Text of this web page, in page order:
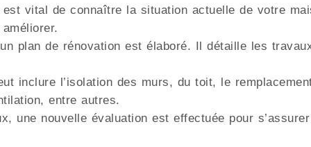
vital de connaître la situation actuelle de votre
plan de rénovation est élaboré. Il détaille les
inclure l’isolation des murs, du toit, le
entre autres.
une nouvelle évaluation est effectuée pour